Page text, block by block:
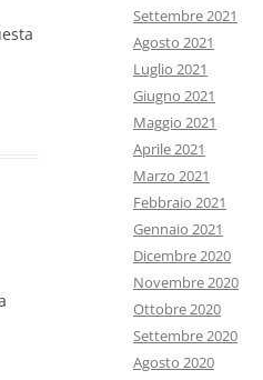
Settembre 2021
Agosto 2021
Luglio 2021
Giugno 2021
Maggio 2021
Aprile 2021
Marzo 2021
Febbraio 2021
Gennaio 2021
Dicembre 2020
Novembre 2020
Ottobre 2020
Settembre 2020
Agosto 2020